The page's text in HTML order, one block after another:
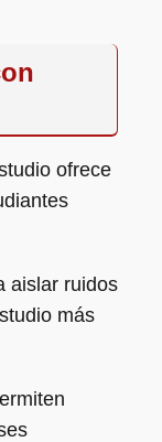
ofrece
aislar ruidos
más